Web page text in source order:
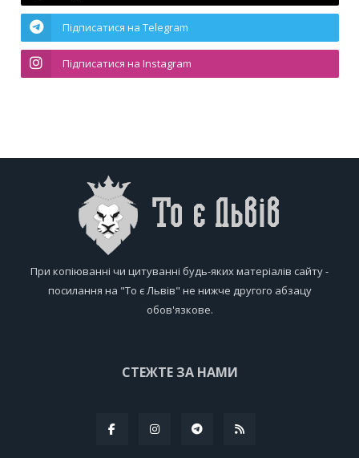
Підписатися на Telegram
Підписатися на Instagram
При копіюванні чи цитуванні будь-яких матеріалів сайту -
посилання на "То є Львів" не нижче другого абзацу
обов'язкове.
СТЕЖТЕ ЗА НАМИ